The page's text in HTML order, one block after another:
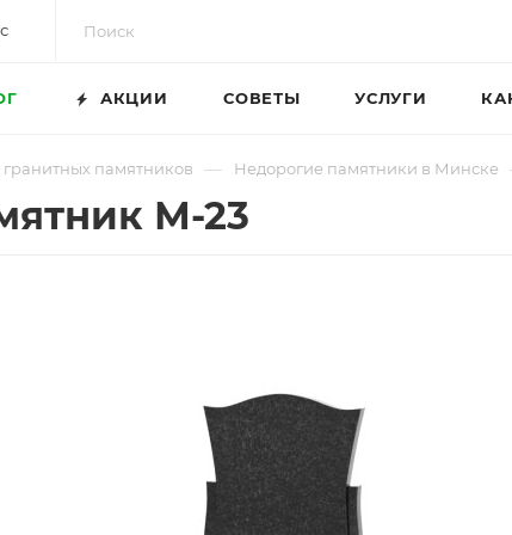
АКЦИИ СОВЕТЫ УСЛУГИ
гранитных памятников — Недорогие памятники в Минске
М-23